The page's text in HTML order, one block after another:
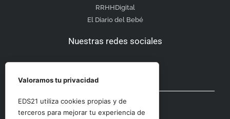
RRHHDigital
El Diario del Bebé
Nuestras redes sociales
Otras secciones
Valoramos tu privacidad
EDS21 utiliza cookies propias y de
terceros para mejorar tu experiencia de